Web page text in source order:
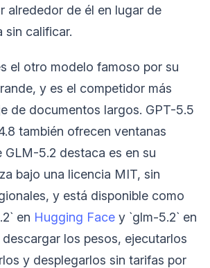
alrededor de él en lugar de
sin calificar.
el otro modelo famoso por su
y es el competidor más
de documentos largos. GPT-5.5
también ofrecen ventanas
GLM-5.2 destaca es en su
bajo una licencia MIT, sin
y está disponible como
en Hugging Face y `glm-5.2` en
descargar los pesos, ejecutarlos
y desplegarlos sin tarifas por